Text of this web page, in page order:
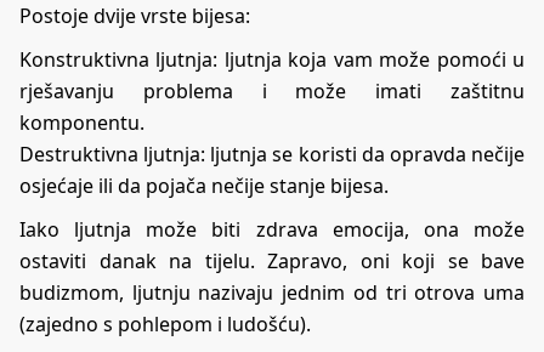
Postoje dvije vrste bijesa:
Konstruktivna ljutnja: ljutnja koja vam može pomoći u
rješavanju problema i može imati zaštitnu
komponentu.
Destruktivna ljutnja: ljutnja se koristi da opravda nečije
osjećaje ili da pojača nečije stanje bijesa.
Iako ljutnja može biti zdrava emocija, ona može
ostaviti danak na tijelu. Zapravo, oni koji se bave
budizmom, ljutnju nazivaju jednim od tri otrova uma
(zajedno s pohlepom i ludošću).